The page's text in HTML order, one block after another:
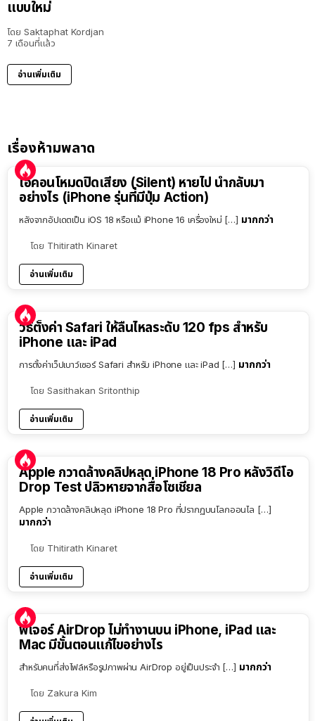
แบบใหม่
โดย Saktaphat Kordjan
7 เดือนที่แล้ว
อ่านเพิ่มเติม
เรื่องห้ามพลาด
ไอคอนโหมดปิดเสียง (Silent) หายไป นำกลับมา
อย่างไร (iPhone รุ่นที่มีปุ่ม Action)
หลังจากอัปเดตเป็น iOS 18 หรือแม้ iPhone 16 เครื่องใหม่ […] มากกว่า
โดย Thitirath Kinaret
อ่านเพิ่มเติม
วิธีตั้งค่า Safari ให้ลื่นไหลระดับ 120 fps สำหรับ
iPhone และ iPad
การตั้งค่าเว็ปเบาว์เซอร์ Safari สำหรับ iPhone และ iPad […] มากกว่า
โดย Sasithakan Sritonthip
อ่านเพิ่มเติม
Apple กวาดล้างคลิปหลุด iPhone 18 Pro หลังวิดีโอ
Drop Test ปลิวหายจากสื่อโซเชียล
Apple กวาดล้างคลิปหลุด iPhone 18 Pro ที่ปรากฏบนโลกออนไล […]
มากกว่า
โดย Thitirath Kinaret
อ่านเพิ่มเติม
ฟีเจอร์ AirDrop ไม่ทำงานบน iPhone, iPad และ
Mac มีขั้นตอนแก้ไขอย่างไร
สำหรับคนที่ส่งไฟล์หรือรูปภาพผ่าน AirDrop อยู่เป็นประจำ […] มากกว่า
โดย Zakura Kim